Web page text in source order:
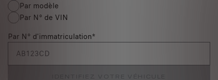
Par modèle
Par N° de VIN
Par N° d'immatriculation*